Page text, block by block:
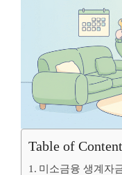
Table of
미소금융 생계자